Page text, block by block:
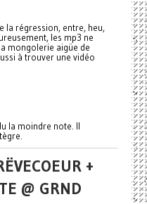
la régression, entre, heu,
les mp3 ne
mongolerie aigüe de
à trouver une vidéo
la moindre note. Il
+
@ GRND